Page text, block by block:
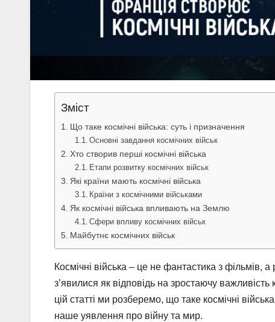
Зміст
Що таке космічні війська: суть і призначення
Основні завдання космічних військ
Хто створив перші космічні війська
Етапи розвитку космічних військ
Які країни мають космічні війська
Країни з космічними військами
Як космічні війська впливають на Землю
Сфери впливу космічних військ
Майбутнє космічних військ
Космічні війська – це не фантастика з фільмів,
з’явилися як відповідь на зростаючу
цій статті ми розберемо, що таке космічні
наше уявлення про війну та мир.